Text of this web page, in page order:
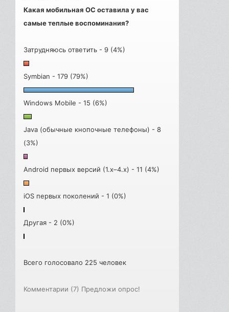
Какая мобильная ОС оставила у вас
самые теплые воспоминания?
Затрудняюсь ответить - 9 (4%)
Symbian - 179 (79%)
Windows Mobile - 15 (6%)
Java (обычные кнопочные телефоны) - 8
(3%)
Android первых версий (1.x–4.x) - 11 (4%)
iOS первых поколений - 1 (0%)
Другая - 2 (0%)
Всего голосовало 225 человек
Комментарии (7) Предложи опрос!